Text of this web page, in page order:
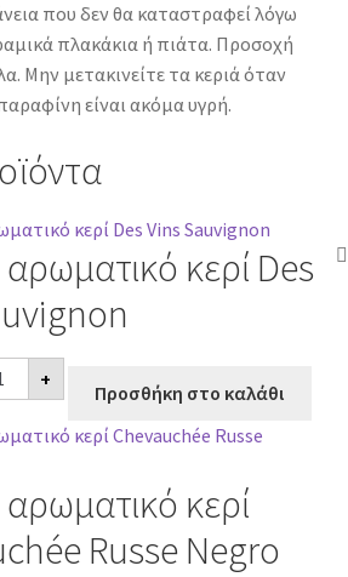
που δεν θα καταστραφεί λόγω
πλακάκια ή πιάτα. Προσοχή
Μην μετακινείτε τα κεριά όταν
είναι ακόμα υγρή.
κερί Des
+
Προσθήκη στο καλάθι
κερί
Russe Negro